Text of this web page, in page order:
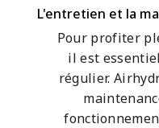
L'entretien et la
Pour profiter
il est
régulier.